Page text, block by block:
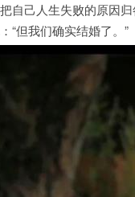
自己人生失败的原因
“但我们确实结婚了。”